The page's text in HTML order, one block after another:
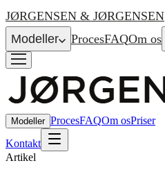
JØRGENSEN & JØRGENSEN
Modeller
ProcesFAQOm os
Modeller ProcesFAQOm osPriser
Kontakt
Artikel